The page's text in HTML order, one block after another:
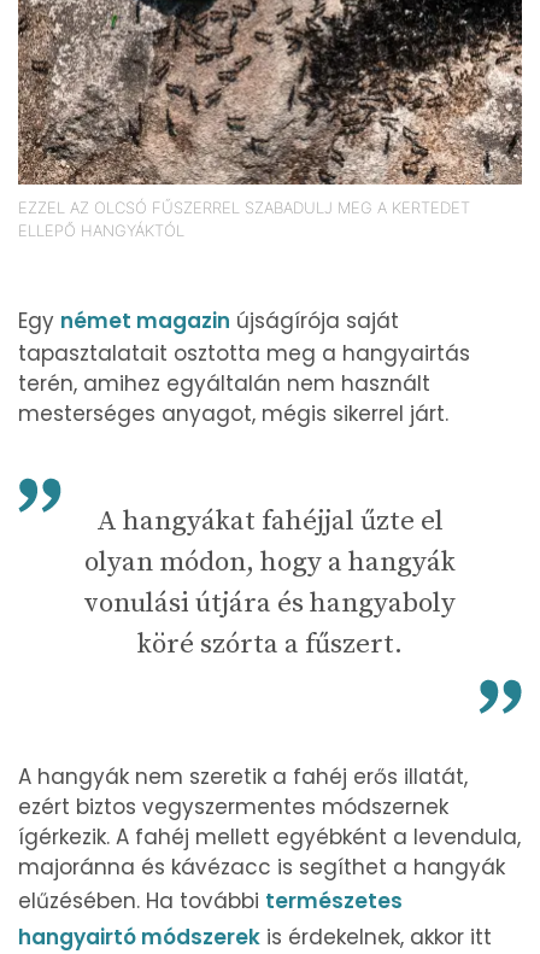
EZZEL AZ OLCSÓ FŰSZERREL SZABADULJ MEG A KERTEDET
ELLEPŐ HANGYÁKTÓL
Egy német magazin újságírója saját
tapasztalatait osztotta meg a hangyairtás
terén, amihez egyáltalán nem használt
mesterséges anyagot, mégis sikerrel járt.
A hangyákat fahéjjal űzte el
olyan módon, hogy a hangyák
vonulási útjára és hangyaboly
köré szórta a fűszert.
A hangyák nem szeretik a fahéj erős illatát,
ezért biztos vegyszermentes módszernek
ígérkezik. A fahéj mellett egyébként a levendula,
majoránna és kávézacc is segíthet a hangyák
elűzésében. Ha további természetes
hangyairtó módszerek is érdekelnek, akkor itt